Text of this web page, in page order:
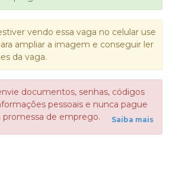
vendo essa vaga no celular use
ampliar a imagem e conseguir ler
da vaga.
documentos, senhas, códigos
pessoais e nunca pague
promessa de emprego.
Saiba mais